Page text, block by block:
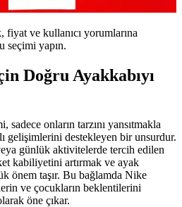
ve kullanıcı yorumlarına
seçimi yapın.
Doğru Ayakkabıyı
sadece onların tarzını yansıtmakla
gelişimlerini destekleyen bir unsurdur.
günlük aktivitelerde tercih edilen
kabiliyetini artırmak ve ayak
önem taşır. Bu bağlamda Nike
ve çocukların beklentilerini
öne çıkar.